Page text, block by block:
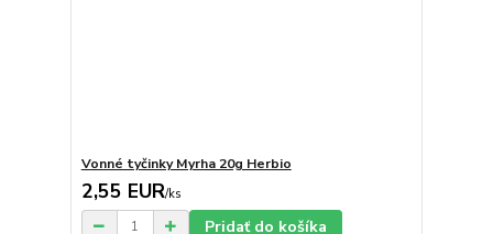
Vonné tyčinky Myrha 20g Herbio
2,55 EUR/ks
Pridať do košíka